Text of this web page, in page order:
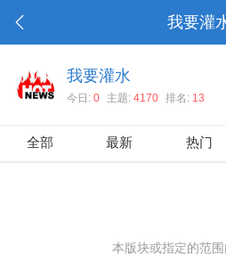
我要灌
我要灌水
今日: 0 主题: 4170 排名: 13
全部 最新 热门
本版块或指定的范